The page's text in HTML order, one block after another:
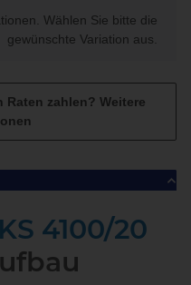
Wählen Sie bitte die
gewünschte Variation aus.
Raten zahlen? Weitere
4100/20